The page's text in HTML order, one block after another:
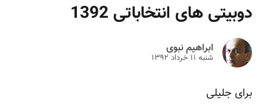
دوبیتی های انتخاباتی 1392
ابراهیم نبوی
شنبه ۱۱ خرداد ۱۳۹۲
برای جلیلی